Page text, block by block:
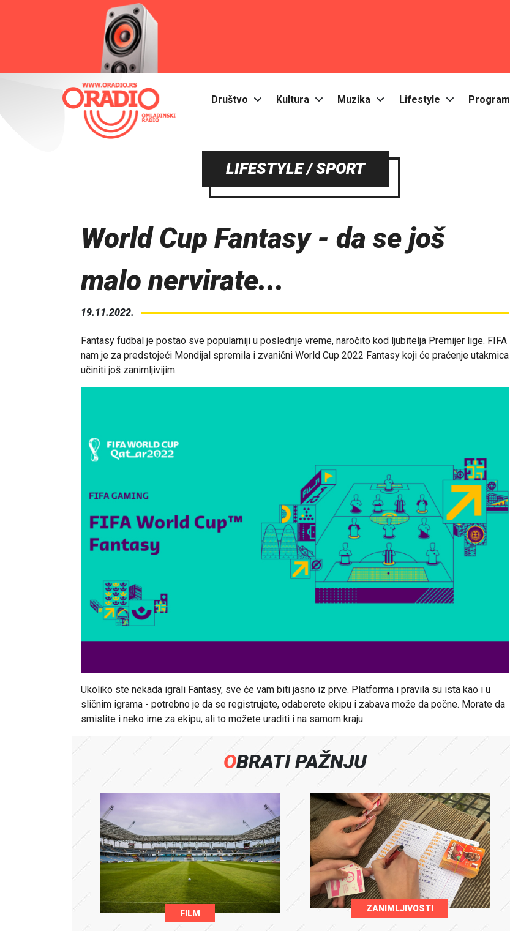
Društvo Kultura Muzika Lifestyle Program
LIFESTYLE / SPORT
World Cup Fantasy - da se još
malo nervirate...
19.11.2022.
Fantasy fudbal je postao sve popularniji u poslednje vreme, naročito kod ljubitelja Premijer lige. FIFA
nam je za predstojeći Mondijal spremila i zvanični World Cup 2022 Fantasy koji će praćenje utakmica
učiniti još zanimljivijim.
Ukoliko ste nekada igrali Fantasy, sve će vam biti jasno iz prve. Platforma i pravila su ista kao i u
sličnim igrama - potrebno je da se registrujete, odaberete ekipu i zabava može da počne. Morate da
smislite i neko ime za ekipu, ali to možete uraditi i na samom kraju.
OBRATI PAŽNJU
FILM ZANIMLJIVOSTI